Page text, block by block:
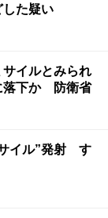
た疑い
サイルとみられ
落下か 防衛省
サイル”発射 す